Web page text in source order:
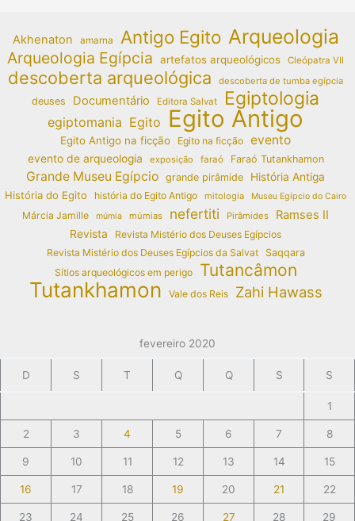
Akhenaton amarna Antigo Egito Arqueologia
Arqueologia Egípcia artefatos arqueológicos Cleópatra VII
descoberta arqueológica descoberta de tumba egípcia
deuses Documentário Editora Salvat Egiptologia
egiptomania Egito Egito Antigo
Egito Antigo na ficção Egito na ficção evento
evento de arqueologia exposição faraó Faraó Tutankhamon
Grande Museu Egípcio grande pirâmide
História Antiga
História do Egito
história do Egito Antigo mitologia Museu Egípcio do Cairo
Márcia Jamille múmia múmias nefertiti Pirâmides Ramses II
Revista
Revista Mistério dos Deuses Egípcios
Revista Mistério dos Deuses Egípcios da Salvat
Saqqara
Sítios arqueológicos em perigo
Tutancâmon
Tutankhamon Vale dos Reis Zahi Hawass
fevereiro 2020
D S T Q Q S S
1
2 3 4 5 6 7 8
9 10 11 12 13 14 15
16 17 18 19 20 21 22
23 24 25 26 27 28 29